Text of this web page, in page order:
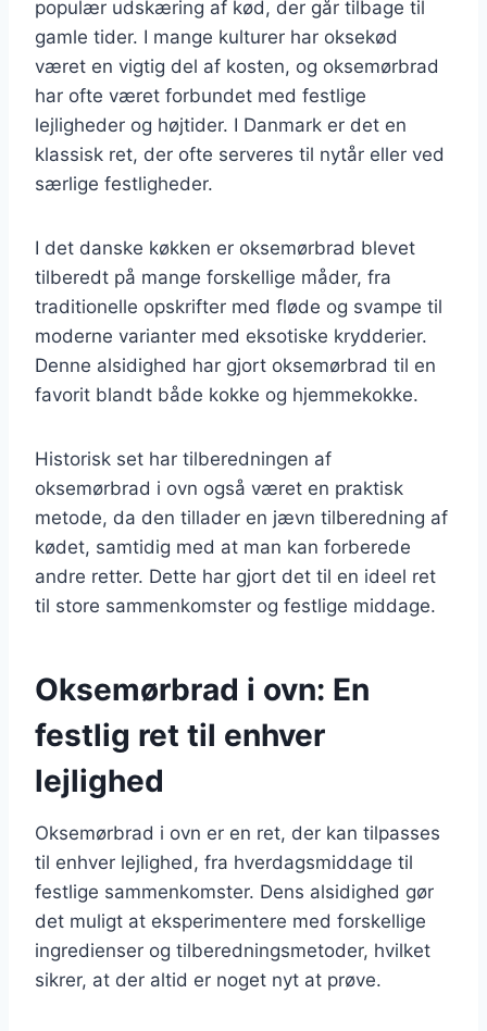
populær udskæring af kød, der går tilbage til
gamle tider. I mange kulturer har oksekød
været en vigtig del af kosten, og oksemørbrad
har ofte været forbundet med festlige
lejligheder og højtider. I Danmark er det en
klassisk ret, der ofte serveres til nytår eller ved
særlige festligheder.
I det danske køkken er oksemørbrad blevet
tilberedt på mange forskellige måder, fra
traditionelle opskrifter med fløde og svampe til
moderne varianter med eksotiske krydderier.
Denne alsidighed har gjort oksemørbrad til en
favorit blandt både kokke og hjemmekokke.
Historisk set har tilberedningen af
oksemørbrad i ovn også været en praktisk
metode, da den tillader en jævn tilberedning af
kødet, samtidig med at man kan forberede
andre retter. Dette har gjort det til en ideel ret
til store sammenkomster og festlige middage.
Oksemørbrad i ovn: En
festlig ret til enhver
lejlighed
Oksemørbrad i ovn er en ret, der kan tilpasses
til enhver lejlighed, fra hverdagsmiddage til
festlige sammenkomster. Dens alsidighed gør
det muligt at eksperimentere med forskellige
ingredienser og tilberedningsmetoder, hvilket
sikrer, at der altid er noget nyt at prøve.